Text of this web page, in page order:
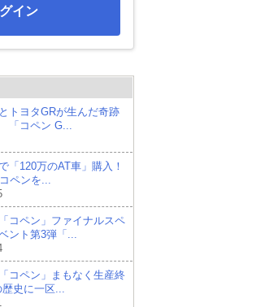
イン
トヨタGRが生んだ奇跡
「コペン G...
「120万のAT車」購入！
ペンを...
コペン」ファイナルスペ
ント第3弾「...
コペン」まもなく生産終
歴史に一区...